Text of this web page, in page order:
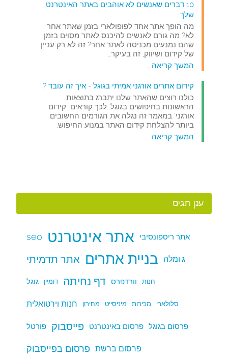
10 דברים שאנשים לא אוהבים באתר האינטרנט
שלך
מה הופך אתר אחד לפופולארי בזמן שאתר אחר
לא? מה גורם לאנשים להיכנס לאתר מסוים בזמן
שהם נמנעים מכניסה לאתר אחר? זה לא רק עניין
של קידום ושיווק, זה בעיקר…
המשך קריאה...
קידום אתרים אורגני אמיתי בגוגל - איך זה עובד ?
כולנו רוצים שהאתר שלנו יתברג בתוצאות
הראשונות בחיפושים בגוגל. לכך קוראים "קידום
אורגני".במאמר זה נגלה את הגורמים החשובים
ביותר להצלחת קידום האתר במנוע החיפוש.
המשך קריאה...
ענן תגים
seo אתר אינטרנט אתר ריספונסיבי
אתר תדמיתי בניית אתרים ג'ומלה
גוגל דומיין דף נחיתה וורדפרס חנות
חנות וירטואלית מחירון מיניסייט מכירות סלולארי
פורטל פייסבוק פרסום באינטרנט פרסום בגוגל
פרסום בפייסבוק פרסום ברשת